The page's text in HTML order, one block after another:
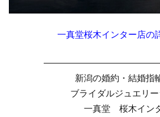
一真堂桜木インター店の
新潟の婚約・結婚指
ブライダルジュエリ
一真堂 桜木イン